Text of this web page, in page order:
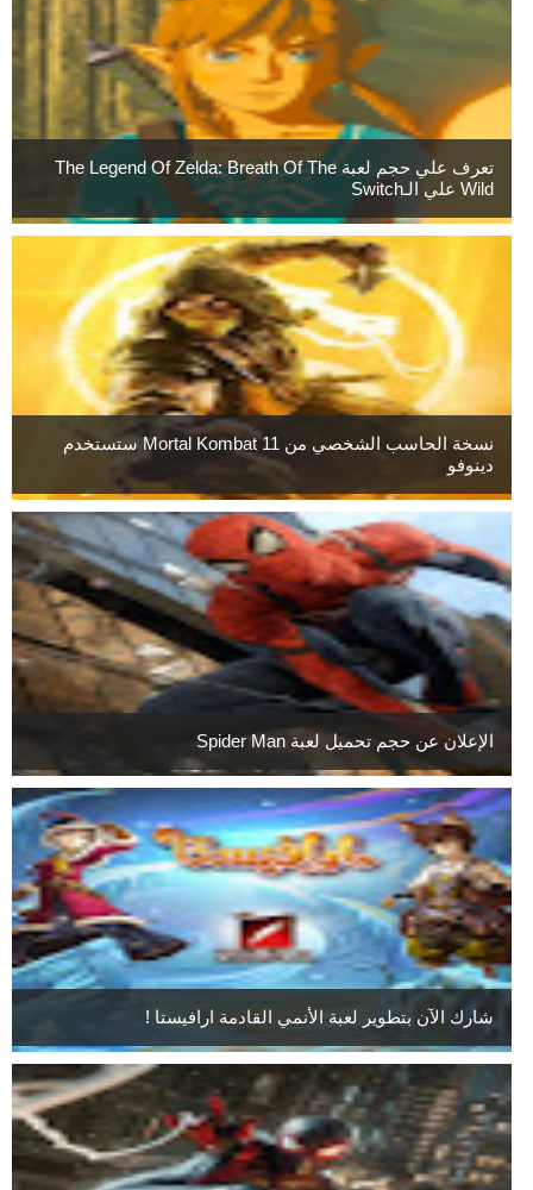
تعرف علي حجم لعبة The Legend Of Zelda: Breath Of The
Wild علي الـSwitch
نسخة الحاسب الشخصي من Mortal Kombat 11 ستستخدم
دينوفو
الإعلان عن حجم تحميل لعبة Spider Man
شارك الآن بتطوير لعبة الأنمي القادمة ارافيستا !